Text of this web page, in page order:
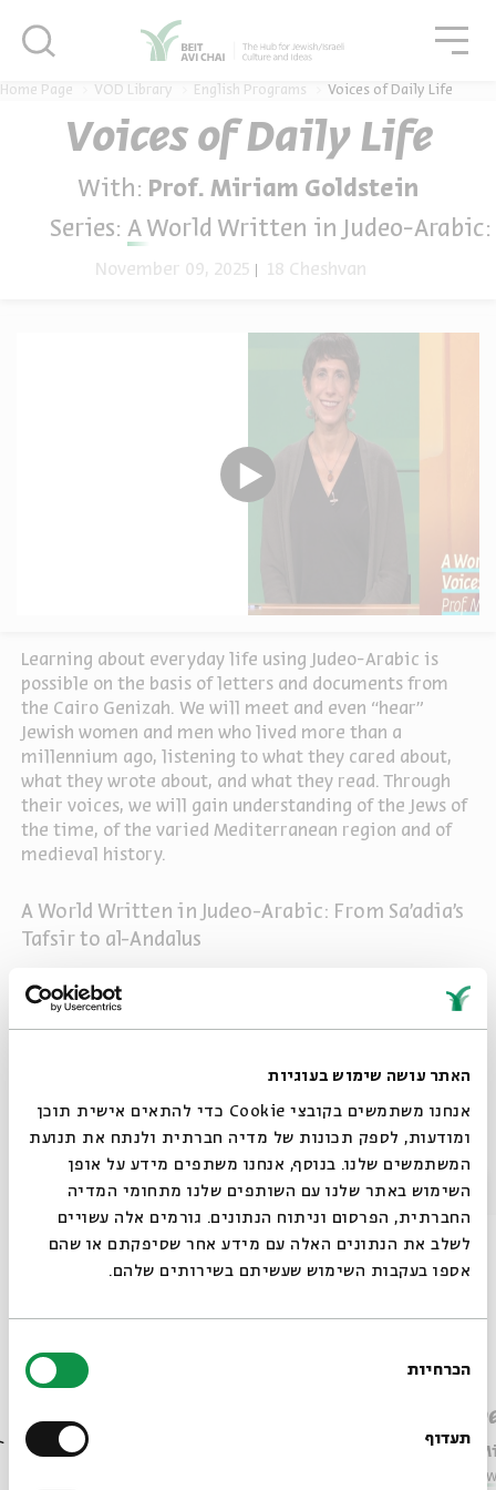
האתר עושה שימוש בעוגיות
אנחנו משתמשים בקובצי Cookie כדי להתאים אישית תוכן
ומודעות, לספק תכונות של מדיה חברתית ולנתח את תנועת
המשתמשים שלנו. בנוסף, אנחנו משתפים מידע על אופן
השימוש באתר שלנו עם השותפים שלנו מתחומי המדיה
החברתית, הפרסום וניתוח הנתונים. גורמים אלה עשויים
לשלב את הנתונים האלה עם מידע אחר שסיפקתם או שהם
אספו בעקבות השימוש שעשיתם בשירותים שלהם.
הסכמה
הכרחיות
תעדוף
Home Page VOD Library English Programs Voices of Daily Life
Voices of Daily Life
With: Prof. Miriam Goldstein
Series: A World Written in Judeo-Arabic:
November 09, 2025 18 Cheshvan
Learning about everyday life using Judeo-Arabic is
possible on the basis of letters and documents from
the Cairo Genizah. We will meet and even “hear”
Jewish women and men who lived more than a
millennium ago, listening to what they cared about,
what they wrote about, and what they read. Through
their voices, we will gain understanding of the Jews of
the time, of the varied Mediterranean region and of
medieval history.
A World Written in Judeo-Arabic: From Sa’adia’s
Tafsir to al-Andalus
From the event "Voices of Daily Life " that took place
on - 09.11.25
Other episodes in the series
Linguistic Choices: “The Lady
and her Handmaiden”
Prof.
A
סגור
BEIT AVI CHAI’s programs!